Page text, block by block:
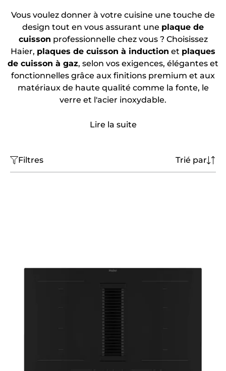
Vous voulez donner à votre cuisine une touche de
design tout en vous assurant une plaque de
cuisson professionnelle chez vous ? Choisissez
Haier, plaques de cuisson à induction et plaques
de cuisson à gaz, selon vos exigences, élégantes et
fonctionnelles grâce aux finitions premium et aux
matériaux de haute qualité comme la fonte, le
verre et l'acier inoxydable.
Lire la suite
Filtres Trié par